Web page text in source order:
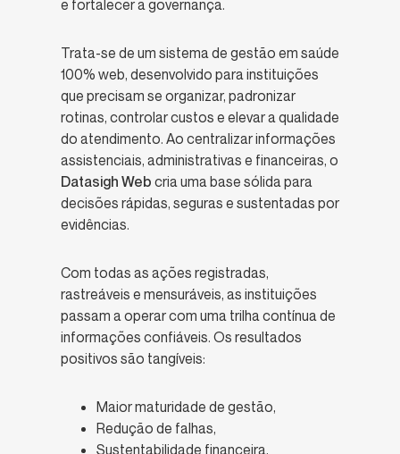
e fortalecer a governança.
Trata-se de um sistema de gestão em saúde
100% web, desenvolvido para instituições
que precisam se organizar, padronizar
rotinas, controlar custos e elevar a qualidade
do atendimento. Ao centralizar informações
assistenciais, administrativas e financeiras, o
Datasigh Web cria uma base sólida para
decisões rápidas, seguras e sustentadas por
evidências.
Com todas as ações registradas,
rastreáveis e mensuráveis, as instituições
passam a operar com uma trilha contínua de
informações confiáveis. Os resultados
positivos são tangíveis:
Maior maturidade de gestão,
Redução de falhas,
Sustentabilidade financeira,